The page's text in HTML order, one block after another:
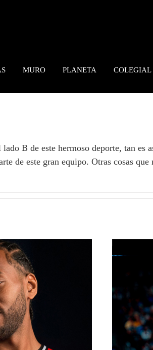
MURO PLANETA COLEGIAL
B de este hermoso deporte, tan es
de este gran equipo. Otras cosas